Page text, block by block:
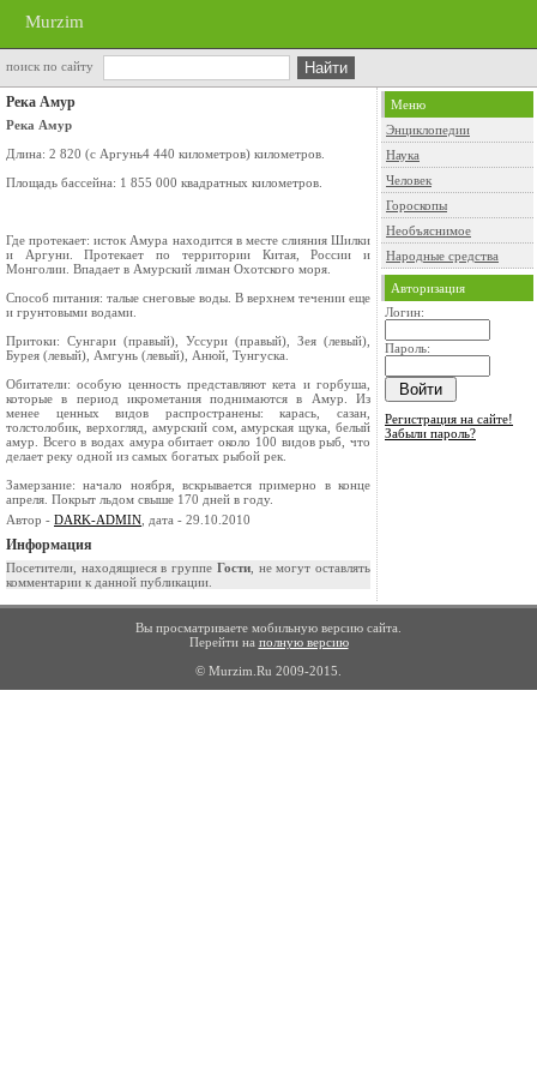
Murzim
поиск по сайту
Река Амур
Река Амур
Длина: 2 820 (с Аргунь4 440 километров) километров.
Площадь бассейна: 1 855 000 квадратных километров.
Где протекает: исток Амура находится в месте слияния Шилки
и Аргуни. Протекает по территории Китая, России и
Монголии. Впадает в Амурский лиман Охотского моря.
Способ питания: талые снеговые воды. В верхнем течении еще
и грунтовыми водами.
Притоки: Сунгари (правый), Уссури (правый), Зея (левый),
Бурея (левый), Амгунь (левый), Анюй, Тунгуска.
Обитатели: особую ценность представляют кета и горбуша,
которые в период икрометания поднимаются в Амур. Из
менее ценных видов распространены: карась, сазан,
толстолобик, верхогляд, амурский сом, амурская щука, белый
амур. Всего в водах амура обитает около 100 видов рыб, что
делает реку одной из самых богатых рыбой рек.
Замерзание: начало ноября, вскрывается примерно в конце
апреля. Покрыт льдом свыше 170 дней в году.
Автор - DARK-ADMIN , дата - 29.10.2010
Информация
Посетители, находящиеся в группе Гости, не могут оставлять
комментарии к данной публикации.
Меню
Энциклопедии
Наука
Человек
Гороскопы
Необъяснимое
Народные средства
Авторизация
Логин:
Пароль:
Регистрация на сайте!
Забыли пароль?
Вы просматриваете мобильную версию сайта.
Перейти на полную версию
© Murzim.Ru 2009-2015.